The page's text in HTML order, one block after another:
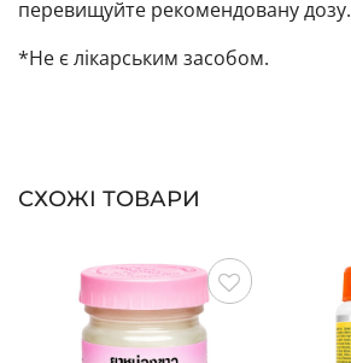
перевищуйте рекомендовану дозу.
*Не є лікарським засобом.
СХОЖІ ТОВАРИ
Зберегти